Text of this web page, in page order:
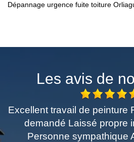
Dépannage urgence fuite toiture
Les avis de
travail de peinture
Laissé propre
sympathique A